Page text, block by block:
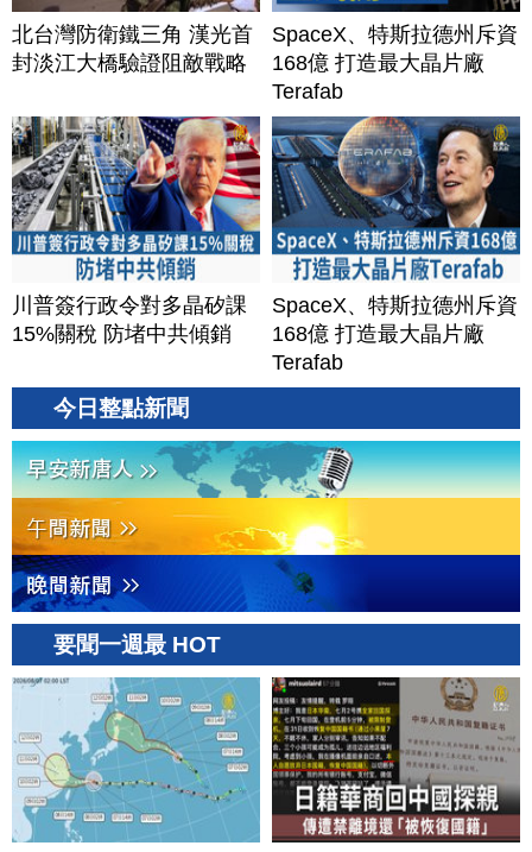
北台灣防衛鐵三角 漢光首
封淡江大橋驗證阻敵戰略
SpaceX、特斯拉德州斥資
168億 打造最大晶片廠
Terafab
川普簽行政令對多晶矽課
15%關稅 防堵中共傾銷
SpaceX、特斯拉德州斥資
168億 打造最大晶片廠
Terafab
今日整點新聞
要聞一週最 HOT